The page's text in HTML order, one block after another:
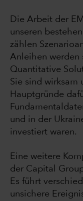
Die Arbeit der
unseren
zählen
Anleihen werden
Quantitative
Sie sind wirksam
Hauptgründe
und in der
investiert waren.
Eine weitere
der Capital
Es führt
unsichere